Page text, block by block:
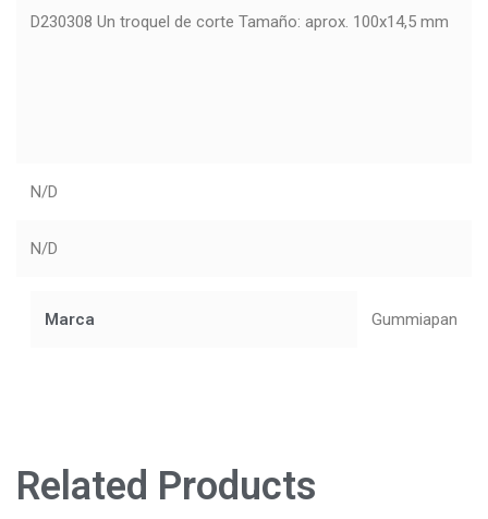
D230308 Un troquel de corte Tamaño: aprox. 100x14,5 mm
N/D
N/D
Marca Gummiapan
Related Products